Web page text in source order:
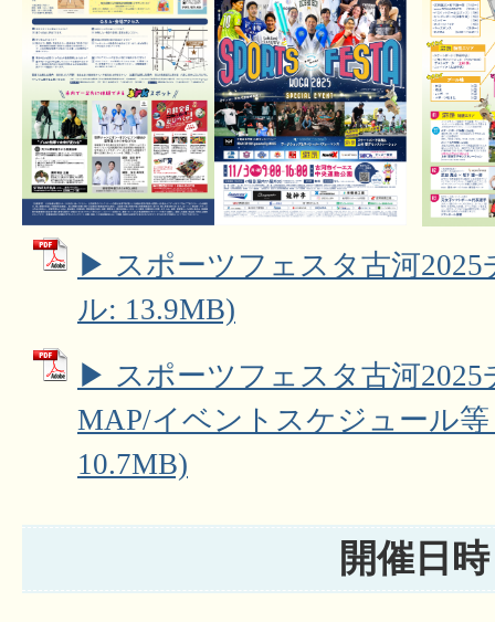
▶ スポーツフェスタ古河2025
ル: 13.9MB)
▶ スポーツフェスタ古河2025
MAP/イベントスケジュール
10.7MB)
開催日時